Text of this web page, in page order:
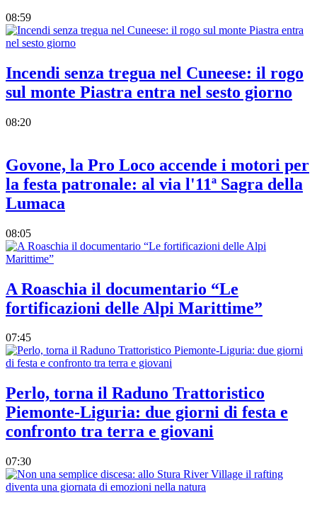
08:59
Incendi senza tregua nel Cuneese: il rogo
sul monte Piastra entra nel sesto giorno
08:20
Govone, la Pro Loco accende i motori per
la festa patronale: al via l'11ª Sagra della
Lumaca
08:05
A Roaschia il documentario “Le
fortificazioni delle Alpi Marittime”
07:45
Perlo, torna il Raduno Trattoristico
Piemonte-Liguria: due giorni di festa e
confronto tra terra e giovani
07:30